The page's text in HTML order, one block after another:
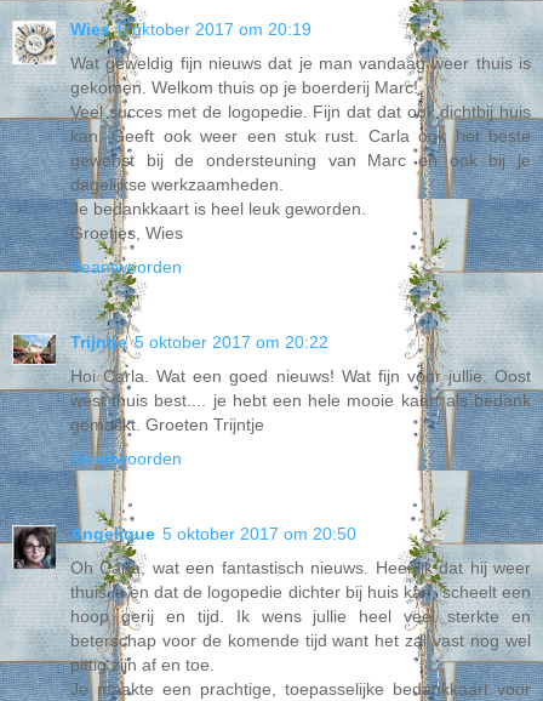
Wies 5 oktober 2017 om 20:19
Wat geweldig fijn nieuws dat je man vandaag weer thuis is
gekomen. Welkom thuis op je boerderij Marc!
Veel succes met de logopedie. Fijn dat dat ook dichtbij huis
kan. Geeft ook weer een stuk rust. Carla ook het beste
gewenst bij de ondersteuning van Marc en ook bij je
dagelijkse werkzaamheden.
Je bedankkaart is heel leuk geworden.
Groetjes, Wies
Beantwoorden
Trijntje 5 oktober 2017 om 20:22
Hoi Carla. Wat een goed nieuws! Wat fijn voor jullie. Oost
west thuis best.... je hebt een hele mooie kaart als bedank
gemaskt. Groeten Trijntje
Beantwoorden
Angelique 5 oktober 2017 om 20:50
Oh Carla, wat een fantastisch nieuws. Heerlijk dat hij weer
thuis is en dat de logopedie dichter bij huis kan, scheelt een
hoop gerij en tijd. Ik wens jullie heel veel sterkte en
beterschap voor de komende tijd want het zal vast nog wel
pittig zijn af en toe.
Je maakte een prachtige, toepasselijke bedankkaart voor